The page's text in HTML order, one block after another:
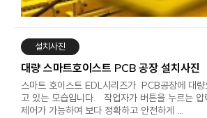
설치사진
대량 스마트호이스트 PCB 공장 설치사진
스마트 호이스트 EDL시리즈가 PCB공장에 대량
고 있는 모습입니다. 작업자가 버튼을 누르는 압
제어가 가능하여 보다 정확하고 안전하게 …